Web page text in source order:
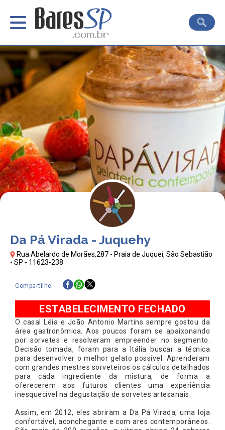
Da Pá Virada - Juquehy
Rua Abelardo de Morães,287 - Praia de Juqueí, São Sebastião
- SP - 11623-238
Compartilhe
ESTABELECIMENTO FECHADO
O casal Léia e João Antonio Martins sempre gostou da
área gastronômica. Aos poucos foram se apaixonando
por sorvetes e resolveram empreender no segmento.
Decisão tomada, foram para a Itália buscar a técnica
para desenvolver o melhor gelato possível. Aprenderam
com grandes mestres sorveteiros os cálculos detalhados
para cada ingrediente da mistura, de forma a
oferecerem aos futuros clientes uma experiência
inesquecível na degustação de sorvetes artesanais.
Assim, em 2012, eles abriram a Da Pá Virada, uma loja
confortável, aconchegante e com ares contemporâneos.